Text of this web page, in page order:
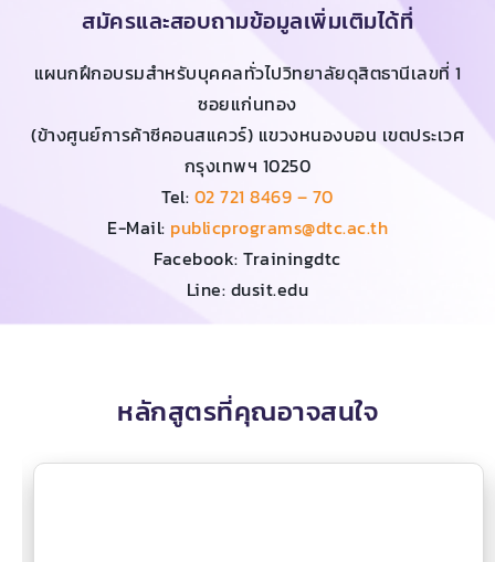
สมัครและสอบถามข้อมูลเพิ่มเติมได้ที่
แผนกฝึกอบรมสำหรับบุคคลทั่วไปวิทยาลัยดุสิตธานีเลขที่ 1
ซอยแก่นทอง
(ข้างศูนย์การค้าซีคอนสแควร์) แขวงหนองบอน เขตประเวศ
กรุงเทพฯ 10250
Tel: 02 721 8469 – 70
E-Mail: publicprograms@dtc.ac.th
Facebook: Trainingdtc
Line: dusit.edu
หลักสูตรที่คุณอาจสนใจ